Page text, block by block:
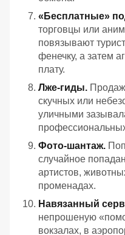
«Бесплатные»
торговцы или
повязывают
фенечку, а затем
плату.
Лже-гиды.
скучных или
уличными
Фото-шантаж.
случайное
артистов,
променадах.
Навязанный
непрошеную
вокзалах, в